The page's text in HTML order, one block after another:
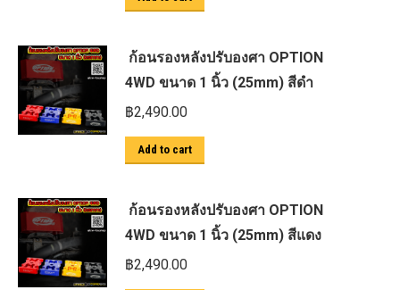
ก้อนรองหลังปรับองศา OPTION
4WD ขนาด 1 นิ้ว (25mm) สีดำ
฿2,490.00
Add to cart
ก้อนรองหลังปรับองศา OPTION
4WD ขนาด 1 นิ้ว (25mm) สีแดง
฿2,490.00